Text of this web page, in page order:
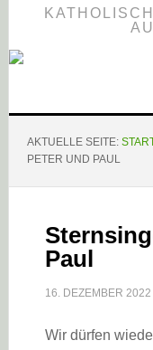
AKTUELLE SEITE:
PETER UND PAUL
Paul
16. DEZEMBER 2022
Wir dürfen